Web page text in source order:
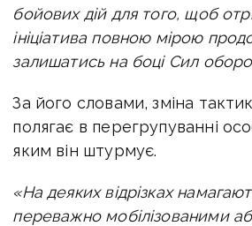
бойових дій для того, щоб
ініціатива повною мірою
залишатись на боці Сил
За його словами, зміна
полягає в перегрупуванні
яким він штурмує.
«На деяких відрізках
переважно мобілізованими